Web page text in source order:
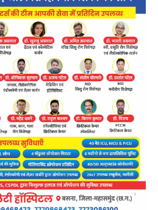
टास्क फोर्स की संयुक्त
तस्करी और सेवन में लिप्त 09
गया है। आरोपियों के कब्जे से बड़ी
500 नग नशीली टैबलेट और चाकू